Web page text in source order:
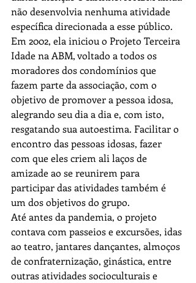
não desenvolvia nenhuma atividade
específica direcionada a esse público.
Em 2002, ela iniciou o Projeto Terceira
Idade na ABM, voltado a todos os
moradores dos condomínios que
fazem parte da associação, com o
objetivo de promover a pessoa idosa,
alegrando seu dia a dia e, com isto,
resgatando sua autoestima. Facilitar o
encontro das pessoas idosas, fazer
com que eles criem ali laços de
amizade ao se reunirem para
participar das atividades também é
um dos objetivos do grupo.
Até antes da pandemia, o projeto
contava com passeios e excursões, idas
ao teatro, jantares dançantes, almoços
de confraternização, ginástica, entre
outras atividades socioculturais e